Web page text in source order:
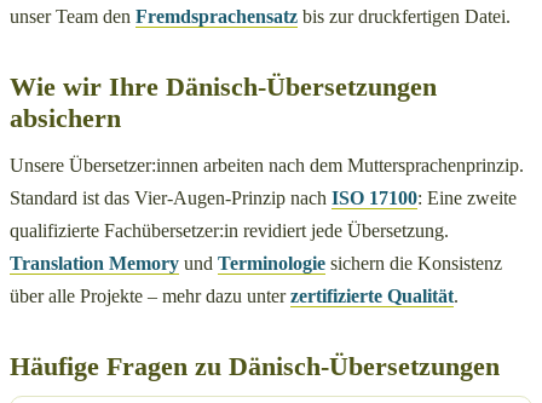
unser Team den Fremdsprachensatz bis zur druckfertigen Datei.
Wie wir Ihre Dänisch-Übersetzungen
absichern
Unsere Übersetzer:innen arbeiten nach dem Muttersprachenprinzip.
Standard ist das Vier-Augen-Prinzip nach ISO 17100: Eine zweite
qualifizierte Fachübersetzer:in revidiert jede Übersetzung.
Translation Memory und Terminologie sichern die Konsistenz
über alle Projekte – mehr dazu unterzertifizierte Qualität.
Häufige Fragen zu Dänisch-Übersetzungen